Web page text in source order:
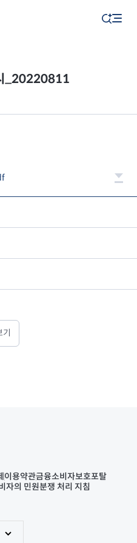
_20220811
이용약관금융소비자보호포탈
자의 민원분쟁 처리 지침